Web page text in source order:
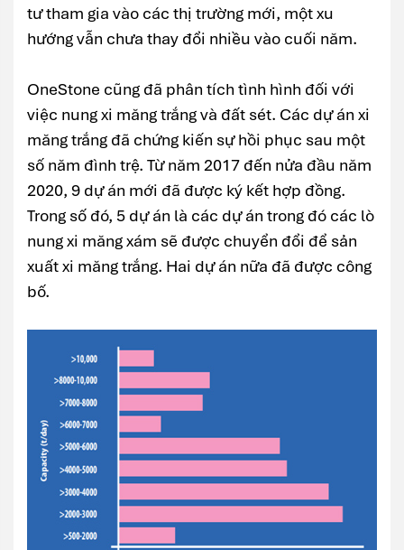
tư tham gia vào các thị trường mới, một xu
hướng vẫn chưa thay đổi nhiều vào cuối năm.
OneStone cũng đã phân tích tình hình đối với
việc nung xi măng trắng và đất sét. Các dự án xi
măng trắng đã chứng kiến sự hồi phục sau một
số năm đình trệ. Từ năm 2017 đến nửa đầu năm
2020, 9 dự án mới đã được ký kết hợp đồng.
Trong số đó, 5 dự án là các dự án trong đó các lò
nung xi măng xám sẽ được chuyển đổi để sản
xuất xi măng trắng. Hai dự án nữa đã được công
bố.